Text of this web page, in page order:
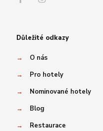
Důležité odkazy
→
O nás
→
Pro hotely
→
Nominované hotely
→
Blog
→
Restaurace